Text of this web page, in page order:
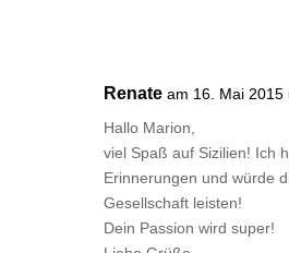
Renate am 16. Mai 2015
Hallo Marion,
viel Spaß auf Sizilien! Ich
Erinnerungen und würde
Gesellschaft leisten!
Dein Passion wird super!